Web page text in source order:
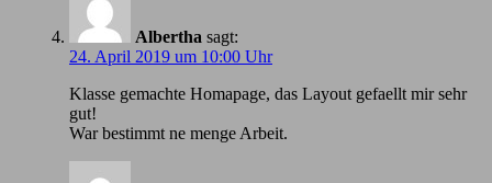
Albertha sagt:
24. April 2019 um 10:00 Uhr
Klasse gemachte Homapage, das Layout gefaellt mir sehr
gut!
War bestimmt ne menge Arbeit.